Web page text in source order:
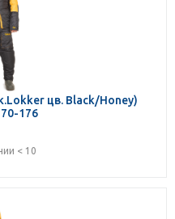
цв. Black/Honey)
176
< 10